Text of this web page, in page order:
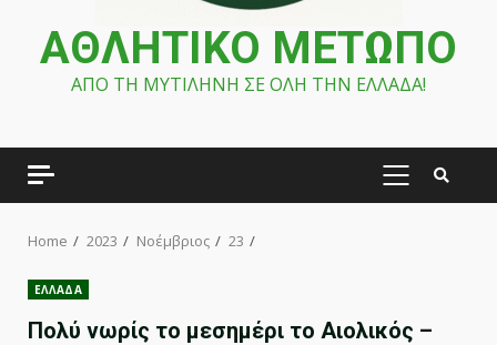
ΑΘΛΗΤΙΚΟ ΜΕΤΩΠΟ
ΑΠΟ ΤΗ ΜΥΤΙΛΗΝΗ ΣΕ ΟΛΗ ΤΗΝ ΕΛΛΑΔΑ!
PRIMARY
Home 2023 Νοέμβριος 23
ΕΛΛΑΔΑ
Πολύ νωρίς το μεσημέρι το Αιολικός –